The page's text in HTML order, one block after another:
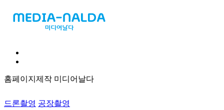
홈페이지제작 미디어날다
드론촬영 공장촬영